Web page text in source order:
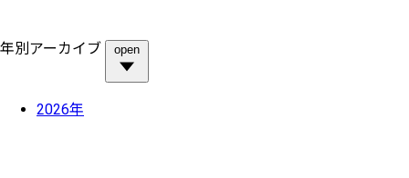
年別アーカイブ open
2026年